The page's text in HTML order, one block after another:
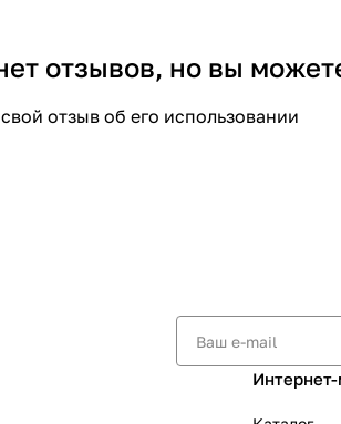
отзывов, но вы
отзыв об его использовании